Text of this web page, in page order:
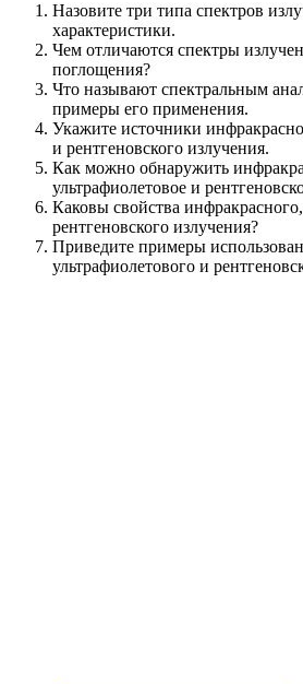
Назовите три типа спектров
характеристики.
Чем отличаются спектры
поглощения?
Что называют спектральным
примеры его применения.
Укажите источники
и рентгеновского излучения.
Как можно обнаружить
ультрафиолетовое и
Каковы свойства
рентгеновского излучения?
Приведите примеры
ультрафиолетового и